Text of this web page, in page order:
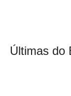
Últimas do